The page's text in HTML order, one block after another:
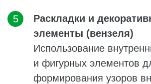
Раскладки и
элементы (вензеля)
Использование
и фигурных элементов
формирования узоров